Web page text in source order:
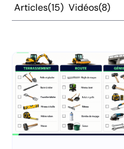
Articles(15) Vidéos(8)